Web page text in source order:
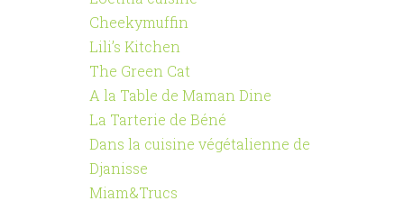
Cheekymuffin
Lili’s Kitchen
The Green Cat
A la Table de Maman Dine
La Tarterie de Béné
Dans la cuisine végétalienne de
Djanisse
Miam&Trucs